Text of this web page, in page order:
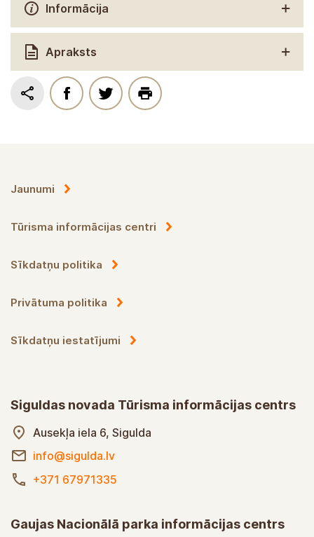
Informācija
Apraksts
Jaunumi
Tūrisma informācijas centri
Sīkdatņu politika
Privātuma politika
Sīkdatņu iestatījumi
Siguldas novada Tūrisma informācijas centrs
Ausekļa iela 6, Sigulda
info@sigulda.lv
+371 67971335
Gaujas Nacionālā parka informācijas centrs